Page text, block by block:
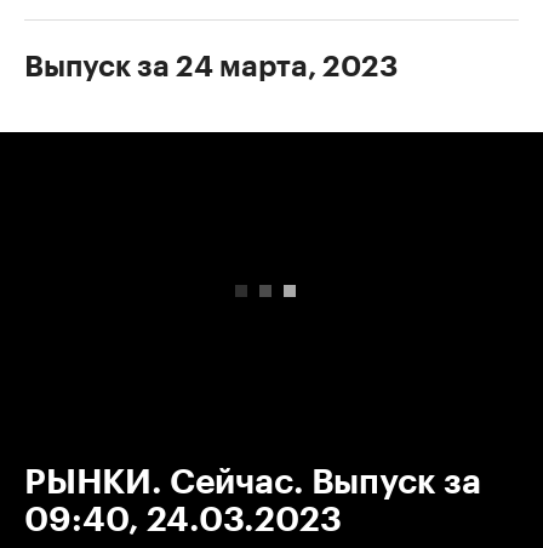
Выпуск за 24 марта, 2023
РЫНКИ. Сейчас. Выпуск за
09:40, 24.03.2023